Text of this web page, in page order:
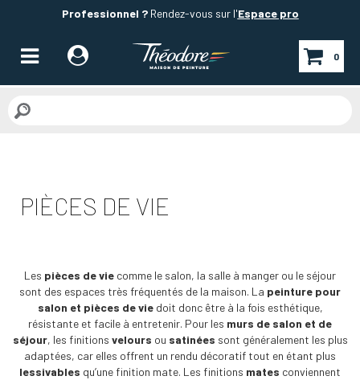
Professionnel ?Rendez-vous sur l'Espace pro
0
PIÈCES DE VIE
Les pièces de vie comme le salon, la salle à manger ou le séjour
sont des espaces très fréquentés de la maison. La peinture pour
salon et pièces de viedoit donc être à la fois esthétique,
résistante et facile à entretenir. Pour les murs de salon et de
séjour, les finitions velours ou satinées sont généralement les plus
adaptées, car elles offrent un rendu décoratif tout en étant plus
lessivables qu’une finition mate. Les finitions mates conviennent